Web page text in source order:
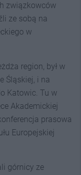
związkowców
ze sobą na
w
region, był w
Śląskiej, i na
Katowic. Tu w
Akademickiej
prasowa
Europejskiej
górnicy ze